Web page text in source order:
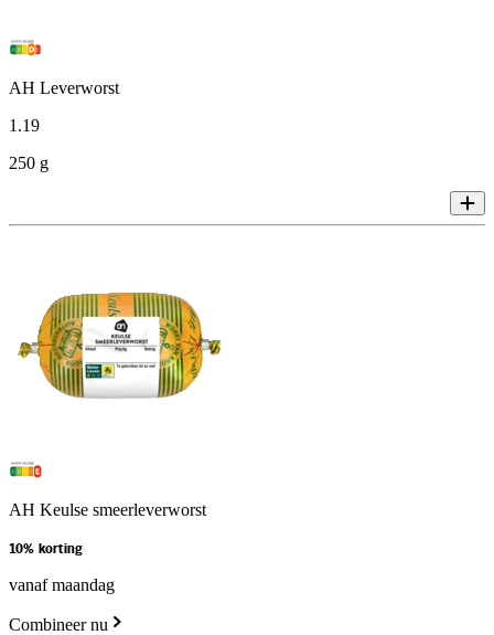
AH Leverworst
1.19
250 g
AH Keulse smeerleverworst
10% korting
vanaf maandag
Combineer nu